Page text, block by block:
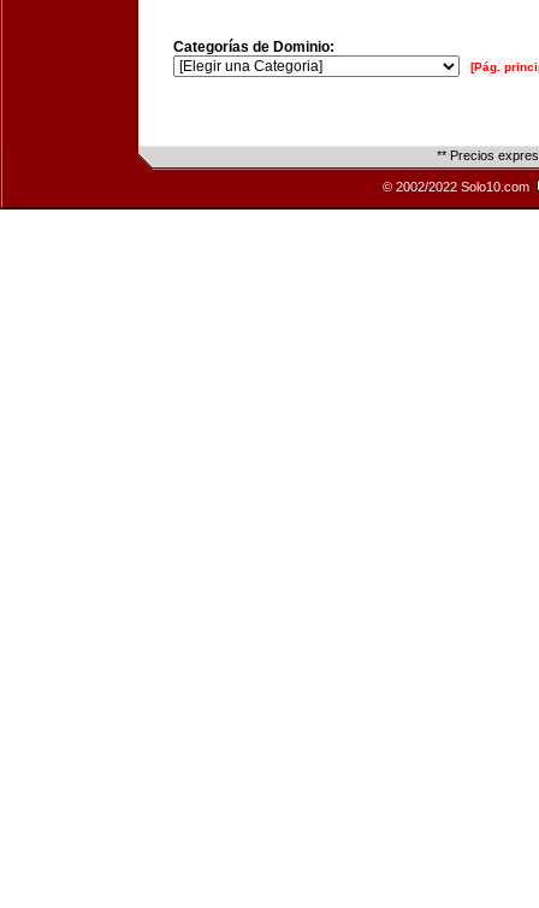
Categorías de Dominio:
[Pág.
** Precios
© 2002/2022 Solo10.com